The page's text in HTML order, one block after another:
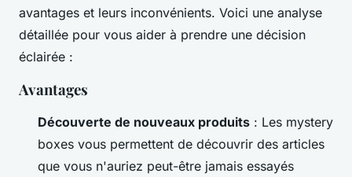
avantages et leurs inconvénients. Voici une analyse
détaillée pour vous aider à prendre une décision
éclairée :
Avantages
Découverte de nouveaux produits : Les mystery
boxes vous permettent de découvrir des articles
que vous n'auriez peut-être jamais essayés